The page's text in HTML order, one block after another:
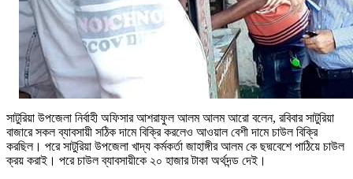
সাটুরিয়া উপজেলা নির্বাহী অফিসার আশরাফুল আলম আলম আরো বলেন, রবিবার সাটুরিয়া
বাজারে সকল ব্যাবসায়ী সঠিক দামে বিক্রি করলেও আওয়াল বেশী দামে চাউল বিক্রি
করছিল। পরে সাটুরিয়া উপজেলা খাদ্য কর্মকর্তা জাহাঙ্গীর আলম কে ছদ্মবেশে পাঠিয়ে চাউল
ক্রয় করাই। পরে চাউল ব্যাবসায়ীকে ২০ হাজার টাকা অর্থদন্ড দেই।